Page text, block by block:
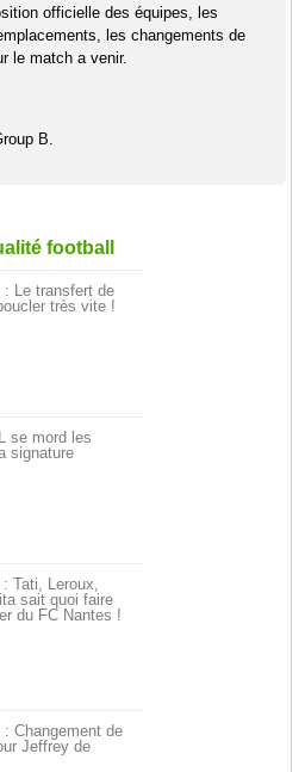
officielle des équipes, les
les changements de
le match a venir.
B.
football
: Le transfert de
très vite !
se mord les
signature
Tati, Leroux,
sait quoi faire
du FC Nantes !
: Changement de
Jeffrey de